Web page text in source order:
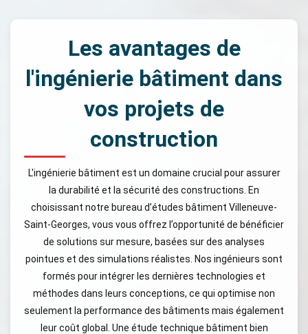
Les avantages de
l'ingénierie bâtiment dans
vos projets de
construction
L'ingénierie bâtiment est un domaine crucial pour assurer
la durabilité et la sécurité des constructions. En
choisissant notre bureau d’études bâtiment Villeneuve-
Saint-Georges, vous vous offrez l’opportunité de bénéficier
de solutions sur mesure, basées sur des analyses
pointues et des simulations réalistes. Nos ingénieurs sont
formés pour intégrer les dernières technologies et
méthodes dans leurs conceptions, ce qui optimise non
seulement la performance des bâtiments mais également
leur coût global. Une étude technique bâtiment bien